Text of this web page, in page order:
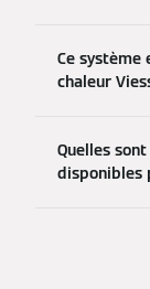
Ce système
chaleur
Quelles
disponibles